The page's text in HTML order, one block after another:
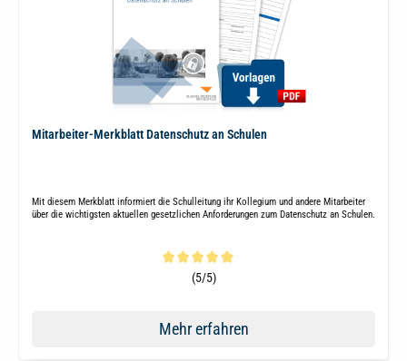
Mitarbeiter-Merkblatt Datenschutz an Schulen
Mit diesem Merkblatt informiert die Schulleitung ihr Kollegium und andere Mitarbeiter
über die wichtigsten aktuellen gesetzlichen Anforderungen zum Datenschutz an Schulen.
Durchschnittliche Bewertung von 5 von 5 Sternen
(5/5)
Mehr erfahren